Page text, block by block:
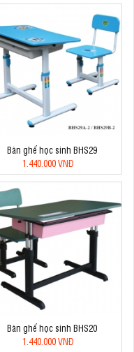
Bàn ghế học sinh BHS29
1.440.000 VNĐ
Bàn ghế học sinh BHS20
1.440.000 VNĐ